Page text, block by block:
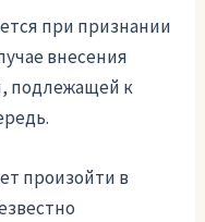
при признании
внесения
подлежащей к
произойти в